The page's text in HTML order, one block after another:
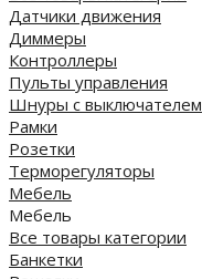
Датчики движения
Диммеры
Контроллеры
Пульты управления
Шнуры с выключателем
Рамки
Розетки
Терморегуляторы
Мебель
Мебель
Все товары категории
Банкетки